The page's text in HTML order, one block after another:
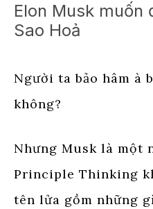
Elon Musk muốn
Sao Hoả
Người ta bảo hâm à
không?
Nhưng Musk là một
Principle Thinking
tên lửa gồm những